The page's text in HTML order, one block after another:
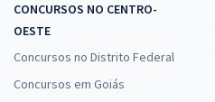
CONCURSOS NO CENTRO-
OESTE
Concursos no Distrito Federal
Concursos em Goiás